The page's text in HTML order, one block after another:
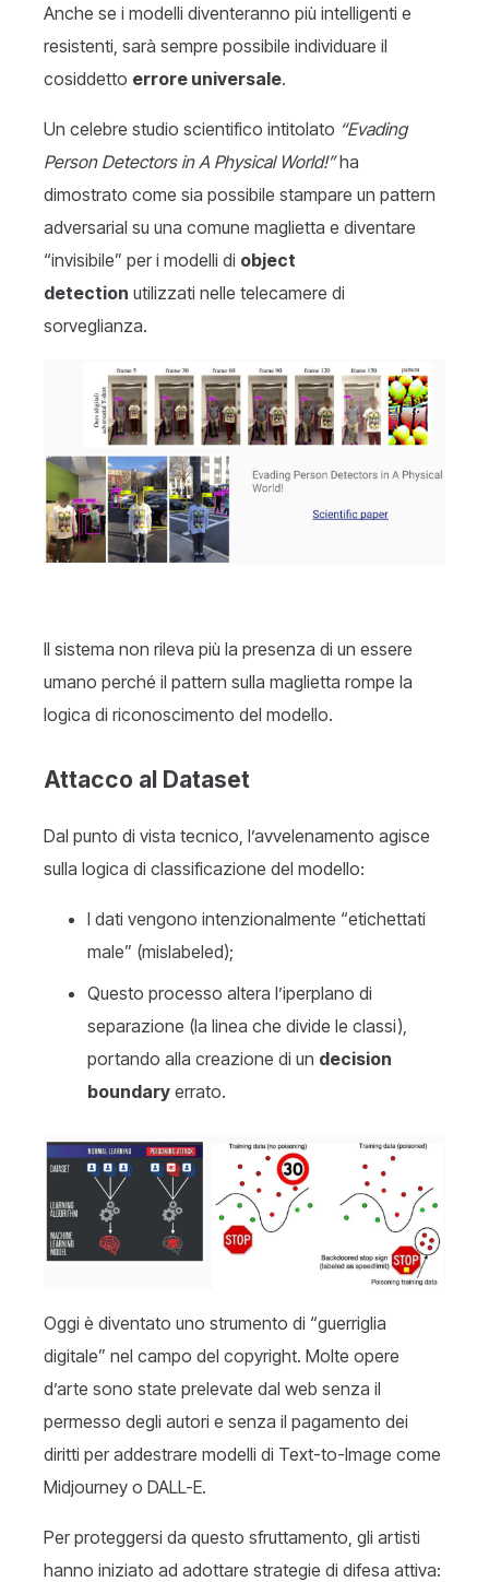
Anche se i modelli diventeranno più intelligenti e
resistenti, sarà sempre possibile individuare il
cosiddetto errore universale.
Un celebre studio scientifico intitolato “Evading
Person Detectors in A Physical World!” ha
dimostrato come sia possibile stampare un pattern
adversarial su una comune maglietta e diventare
“invisibile” per i modelli di object
detection utilizzati nelle telecamere di
sorveglianza.
Il sistema non rileva più la presenza di un essere
umano perché il pattern sulla maglietta rompe la
logica di riconoscimento del modello.
Attacco al Dataset
Dal punto di vista tecnico, l’avvelenamento agisce
sulla logica di classificazione del modello:
I dati vengono intenzionalmente “etichettati
male” (mislabeled);
Questo processo altera l’iperplano di
separazione (la linea che divide le classi),
portando alla creazione di un decision
boundary errato.
Oggi è diventato uno strumento di “guerriglia
digitale” nel campo del copyright. Molte opere
d’arte sono state prelevate dal web senza il
permesso degli autori e senza il pagamento dei
diritti per addestrare modelli di Text-to-Image come
Midjourney o DALL-E.
Per proteggersi da questo sfruttamento, gli artisti
hanno iniziato ad adottare strategie di difesa attiva: